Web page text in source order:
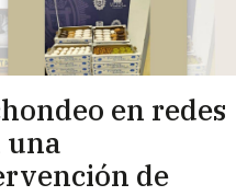
en redes
una
de